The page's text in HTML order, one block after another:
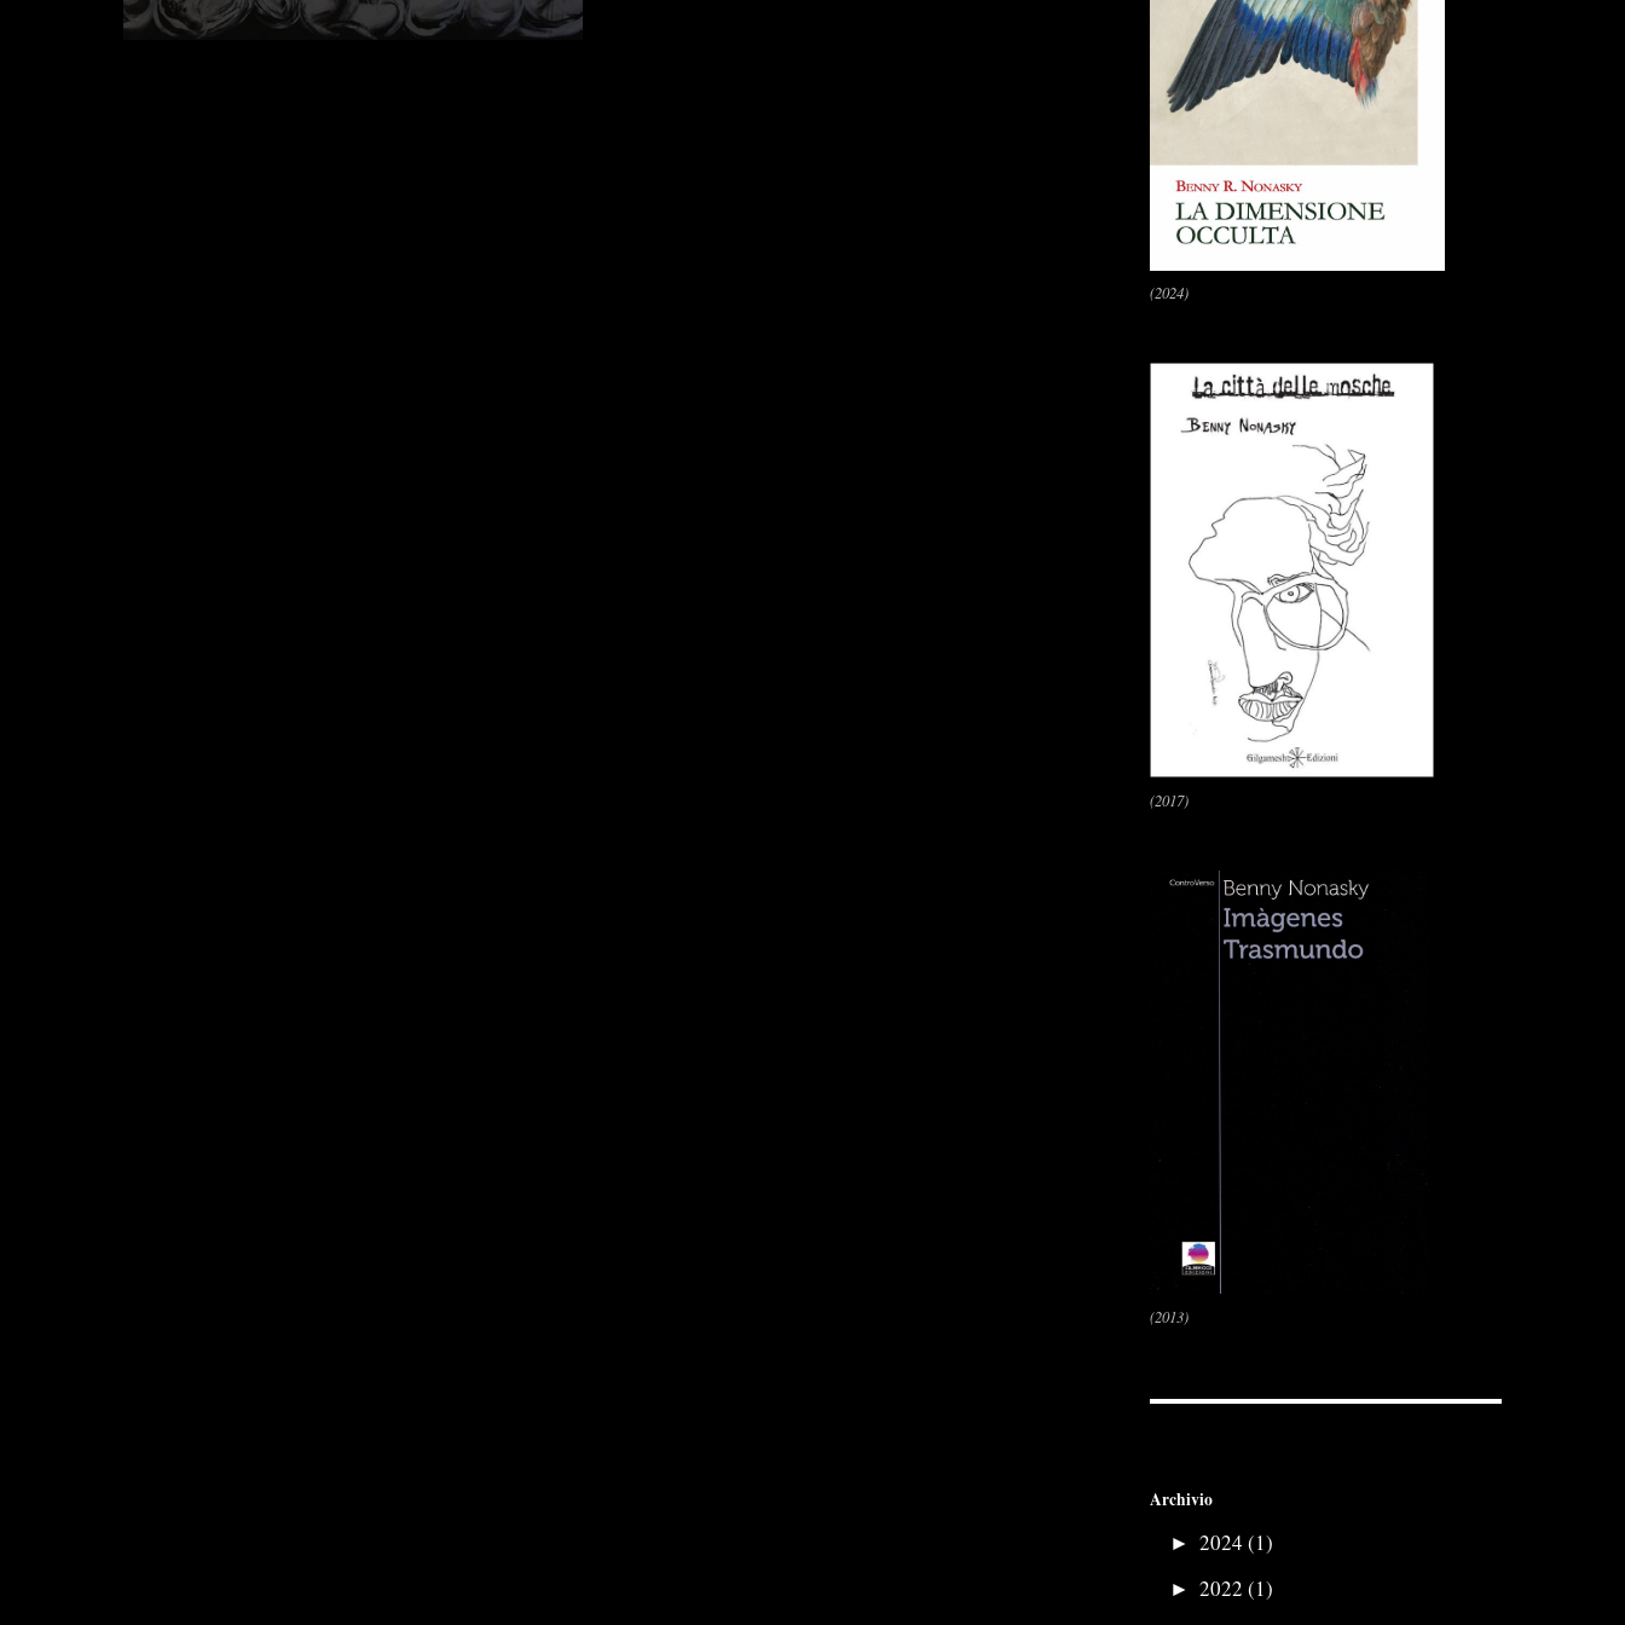
(2024)
(2017)
(2013)
Archivio
► 2024 (1)
► 2022 (1)